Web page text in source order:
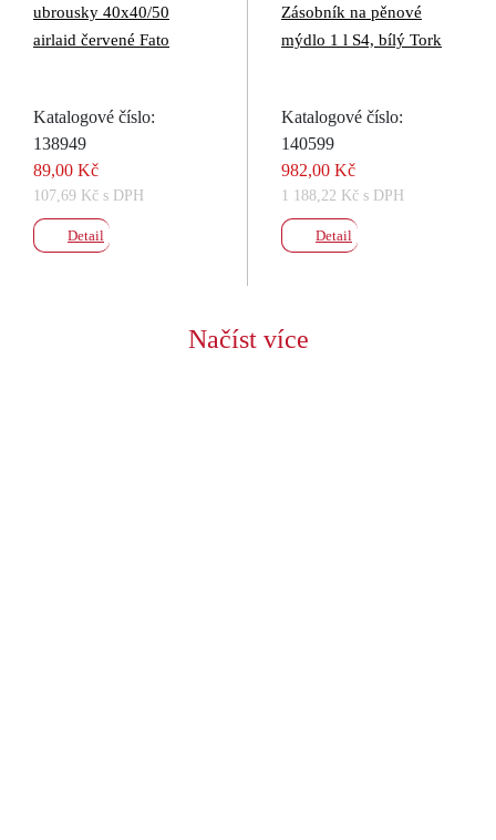
ubrousky 40x40/50
airlaid červené Fato
Katalogové číslo:
138949
89,00 Kč
107,69 Kč s DPH
Detail
Zásobník na pěnové
mýdlo 1 l S4, bílý Tork
Katalogové číslo:
140599
982,00 Kč
1 188,22 Kč s DPH
Detail
Načíst více